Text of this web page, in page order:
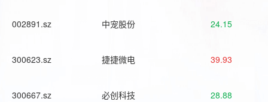
002891.sz 中宠股份 24.15
300623.sz 捷捷微电 39.93
300667.sz 必创科技 28.88